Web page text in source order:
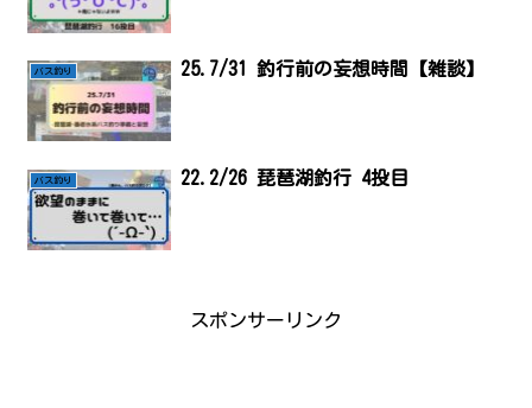
バス釣り 25.7/31 釣行前の妄想時間【雑談】
バス釣り 22.2/26 琵琶湖釣行 4投目
スポンサーリンク